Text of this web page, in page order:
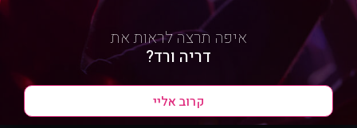
איפה תרצה לראות את
דריה ורד?